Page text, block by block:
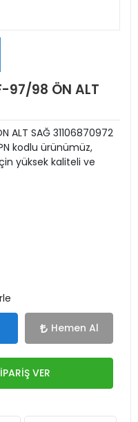
97/98 ÖN ALT
ALT SAĞ 31106870972
kodlu ürünümüz,
yüksek kaliteli ve
Hemen Al
VER